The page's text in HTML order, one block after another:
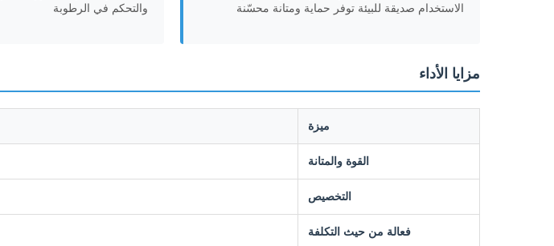
الاستخدام صديقة للبيئة توفر حماية ومتانة محسّنة
والتحكم في الرطوبة
مزايا الأداء
ميزة
القوة والمتانة
التخصيص
فعالة من حيث التكلفة